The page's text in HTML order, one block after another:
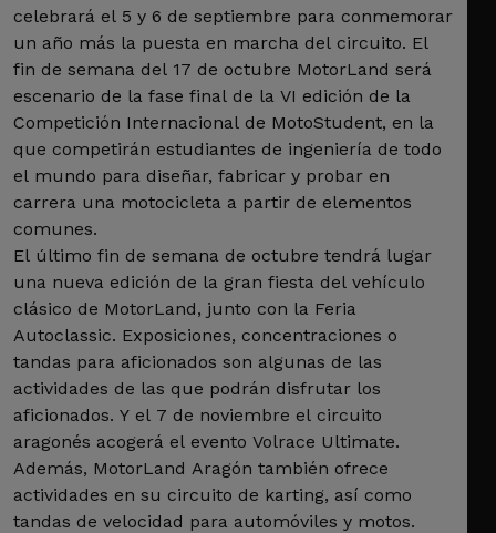
celebrará el 5 y 6 de septiembre para conmemorar
un año más la puesta en marcha del circuito. El
fin de semana del 17 de octubre MotorLand será
escenario de la fase final de la VI edición de la
Competición Internacional de MotoStudent, en la
que competirán estudiantes de ingeniería de todo
el mundo para diseñar, fabricar y probar en
carrera una motocicleta a partir de elementos
comunes.
El último fin de semana de octubre tendrá lugar
una nueva edición de la gran fiesta del vehículo
clásico de MotorLand, junto con la Feria
Autoclassic. Exposiciones, concentraciones o
tandas para aficionados son algunas de las
actividades de las que podrán disfrutar los
aficionados. Y el 7 de noviembre el circuito
aragonés acogerá el evento Volrace Ultimate.
Además, MotorLand Aragón también ofrece
actividades en su circuito de karting, así como
tandas de velocidad para automóviles y motos.